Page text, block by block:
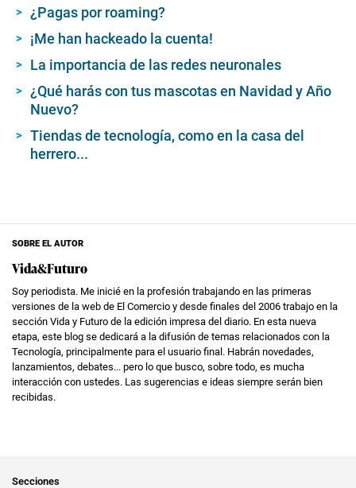
¿Pagas por roaming?
¡Me han hackeado la cuenta!
La importancia de las redes neuronales
¿Qué harás con tus mascotas en Navidad y Año
Nuevo?
Tiendas de tecnología, como en la casa del
herrero...
SOBRE EL AUTOR
Vida&Futuro
Soy periodista. Me inicié en la profesión trabajando en las primeras
versiones de la web de El Comercio y desde finales del 2006 trabajo en la
sección Vida y Futuro de la edición impresa del diario. En esta nueva
etapa, este blog se dedicará a la difusión de temas relacionados con la
Tecnología, principalmente para el usuario final. Habrán novedades,
lanzamientos, debates... pero lo que busco, sobre todo, es mucha
interacción con ustedes. Las sugerencias e ideas siempre serán bien
recibidas.
Secciones